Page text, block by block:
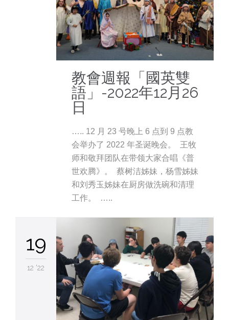
教會週報「國英雙
語」-2022年12月26
日
….. 12 月 23 号晚上 6 点到 9 点教
会举办了 2022 年圣诞晚会。 王牧
师和敬拜团队在带领大家合唱《普
世欢腾》。 蔡树洁姊妹，杨雪姊妹
和刘秀玉姊妹在厨房做洗碗和清理
工作。 …..
19
12 '22